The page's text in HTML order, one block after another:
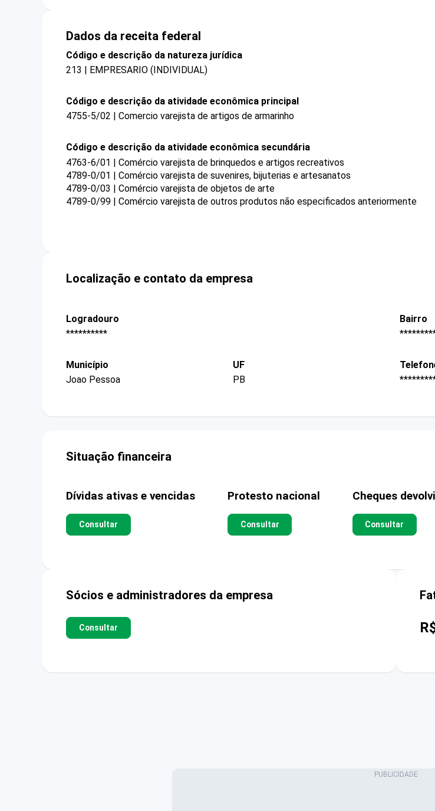
Dados da receita federal
Código e descrição da natureza jurídica
213 | EMPRESARIO (INDIVIDUAL)
Código e descrição da atividade econômica principal
4755-5/02 | Comercio varejista de artigos de armarinho
Código e descrição da atividade econômica secundária
4763-6/01 | Comércio varejista de brinquedos e artigos recreativos
4789-0/01 | Comércio varejista de suvenires, bijuterias e artesanatos
4789-0/03 | Comércio varejista de objetos de arte
4789-0/99 | Comércio varejista de outros produtos não especificados anteriormente
Localização e contato da empresa
Logradouro
**********
Bairro
Município
Joao Pessoa
UF
PB
Situação financeira
Dívidas ativas e vencidas
Consultar
Protesto nacional
Consultar
Cheques
Consultar
Sócios e administradores da empresa
Consultar